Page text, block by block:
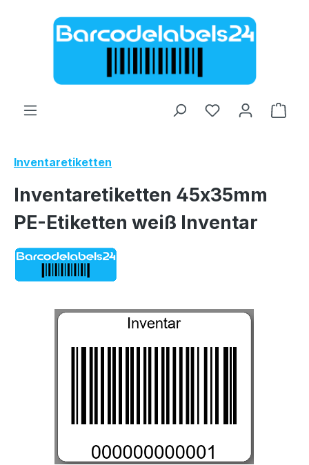
Zum Hauptinhalt springen
Inventaretiketten
Inventaretiketten 45x35mm
PE-Etiketten weiß Inventar
Bildergalerie überspringen